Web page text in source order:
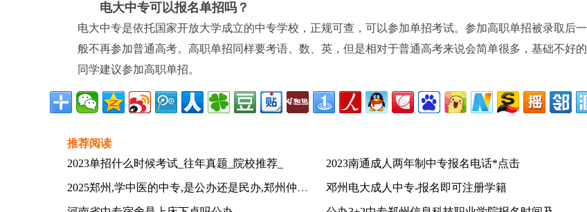
电大中专可以报名单招吗？
电大中专是依托国家开放大学成立的中专学校，正规可查，可以参加单招考试。参加高职单招被录取后一
般不再参加普通高考。高职单招同样要考语、数、英，但是相对于普通高考来说会简单很多，基础不好的
同学建议参加高职单招。
推荐阅读
2023单招什么时候考试_往年真题_院校推荐_
2023南通成人两年制中专报名电话*点击
2025郑州,学中医的中专,是公办还是民办,郑州仲景国医中等专业学校 邓州电大成人中专-报名即可注册学籍